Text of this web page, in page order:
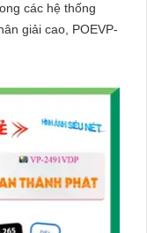
các hệ thống